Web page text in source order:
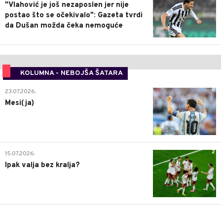
"Vlahović je još nezaposlen jer nije
postao što se očekivalo": Gazeta tvrdi
da Dušan možda čeka nemoguće
KOLUMNA - NEBOJŠA ŠATARA
0
23.07.2026.
Mesi(ja)
2
15.07.2026.
Ipak valja bez kralja?